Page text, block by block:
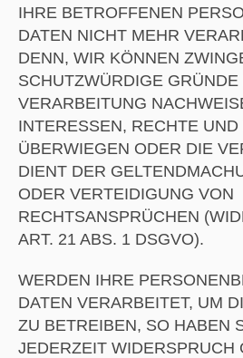
IHRE BETROFFENEN
DATEN NICHT MEHR
DENN, WIR KÖNNEN
SCHUTZWÜRDIGE GRÜNDE
VERARBEITUNG
INTERESSEN, RECHTE
ÜBERWIEGEN ODER DIE
DIENT DER
ODER VERTEIDIGUNG VON
RECHTSANSPRÜCHEN
ART. 21 ABS. 1 DSGVO).
WERDEN IHRE
DATEN VERARBEITET, UM
ZU BETREIBEN, SO HABEN
JEDERZEIT WIDERSPRUCH